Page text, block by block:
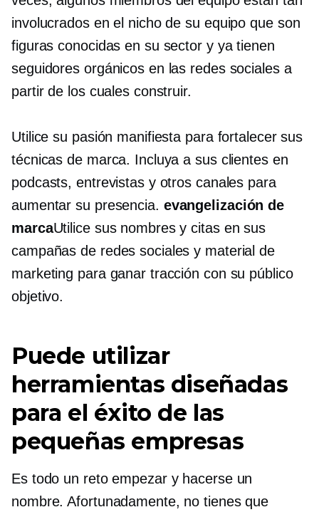
involucrados en el nicho de su equipo que son
figuras conocidas en su sector y ya tienen
seguidores orgánicos en las redes sociales a
partir de los cuales construir.
Utilice su pasión manifiesta para fortalecer sus
técnicas de marca. Incluya a sus clientes en
podcasts, entrevistas y otros canales para
aumentar su presencia. evangelización de
marcaUtilice sus nombres y citas en sus
campañas de redes sociales y material de
marketing para ganar tracción con su público
objetivo.
Puede utilizar
herramientas diseñadas
para el éxito de las
pequeñas empresas
Es todo un reto empezar y hacerse un
nombre. Afortunadamente, no tienes que